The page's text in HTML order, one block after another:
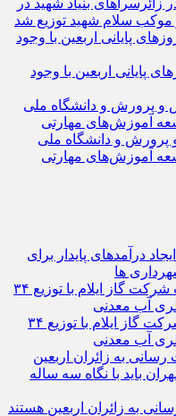
ایثارگر در زائرسراهای بنیاد شهید در
پایانی اربعین با وجود
و دانشگاه ملی
آموزش‌های مهارتی
درآمدهای پایدار برای
ها